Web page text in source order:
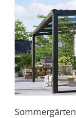
Sommergärten